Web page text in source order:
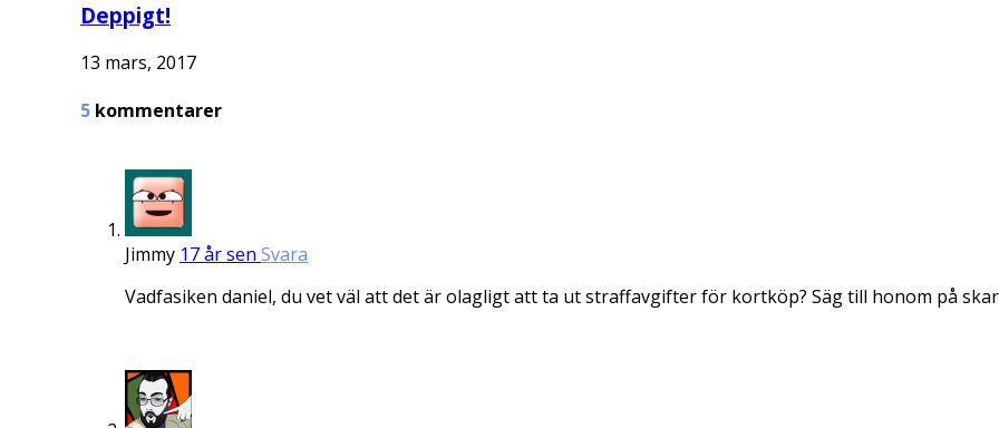
Deppigt!
13 mars, 2017
5 kommentarer
Jimmy 17 år sen Svara
Vadfasiken daniel, du vet väl att det är olagligt att ta ut straffavgifter för kortköp? Säg till honom på